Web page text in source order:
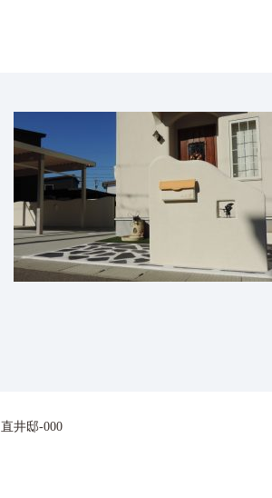
直井邸-000